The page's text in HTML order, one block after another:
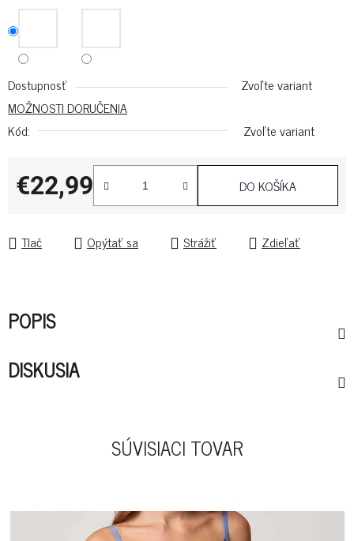
Dostupnosť
Zvoľte variant
MOŽNOSTI DORUČENIA
Kód:
Zvoľte variant
€22,99
Jednotková cena:
DO KOŠÍKA
Tlač Opýtať sa Strážiť Zdieľať
POPIS
DISKUSIA
SÚVISIACI TOVAR